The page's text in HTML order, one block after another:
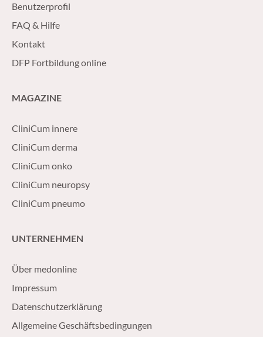
Benutzerprofil
FAQ & Hilfe
Kontakt
DFP Fortbildung online
MAGAZINE
CliniCum innere
CliniCum derma
CliniCum onko
CliniCum neuropsy
CliniCum pneumo
UNTERNEHMEN
Über medonline
Impressum
Datenschutzerklärung
Allgemeine Geschäftsbedingungen